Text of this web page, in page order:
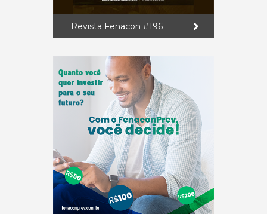
Revista Fenacon #196